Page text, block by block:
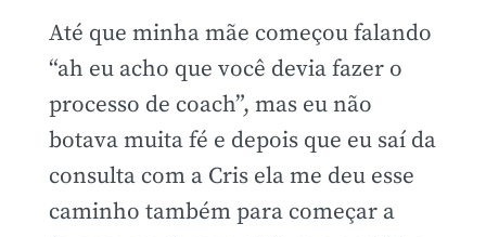
Até que minha mãe começou falando
“ah eu acho que você devia fazer o
processo de coach”, mas eu não
botava muita fé e depois que eu saí da
consulta com a Cris ela me deu esse
caminho também para começar a